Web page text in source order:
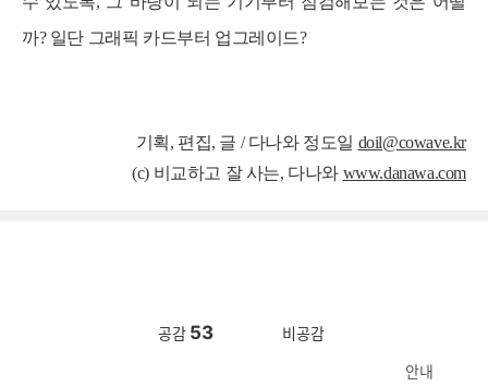
까? 일단 그래픽 카드부터 업그레이드?
기획, 편집, 글 / 다나와 정도일 doil@cowave.kr
(c) 비교하고 잘 사는, 다나와 www.danawa.com
공감 53 비공감
안내